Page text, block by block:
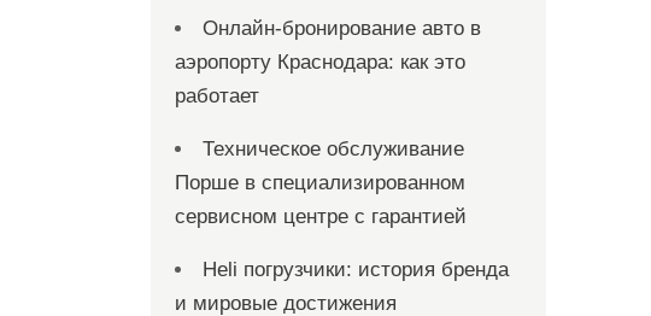
Онлайн‑бронирование авто в
аэропорту Краснодара: как это
работает
Техническое обслуживание
Порше в специализированном
сервисном центре с гарантией
Heli погрузчики: история бренда
и мировые достижения